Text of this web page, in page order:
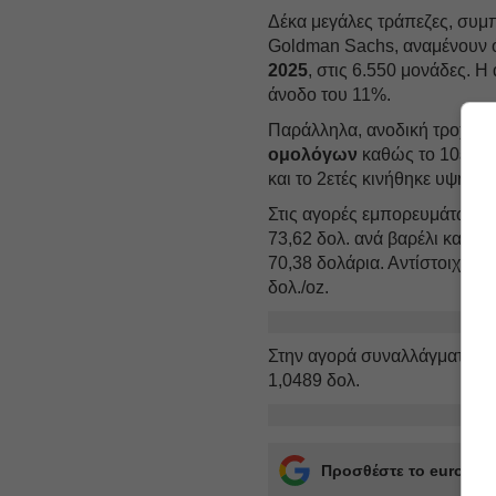
Δέκα μεγάλες τράπεζες,
Goldman Sachs, αναμένουν
2025, στις 6.550 μονάδες. Η
άνοδο του 11%.
Παράλληλα, ανοδική τροχιά
ομολόγων καθώς το 10ετές
και το 2ετές κινήθηκε
Στις αγορές εμπορευμάτων, η
73,62 δολ. ανά βαρέλι και η
70,38 δολάρια. Αντίστοιχα, η
δολ./oz.
Στην αγορά συναλλάγματος,
1,0489 δολ.
Προσθέστε το